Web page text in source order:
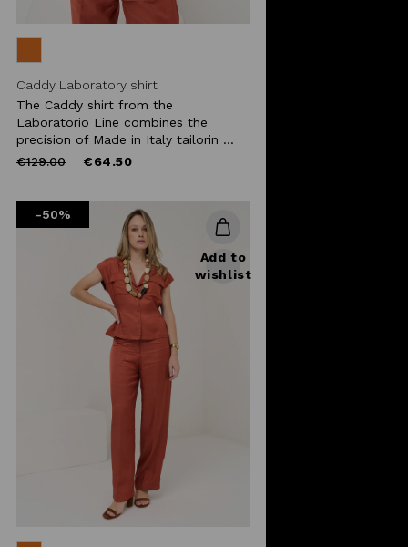
Caddy Laboratory shirt
The Caddy shirt from the
Laboratorio Line combines the
precision of Made in Italy tailorin ...
Price
€129.00to €64.50
-50%
Add to
wishlist